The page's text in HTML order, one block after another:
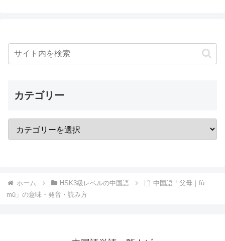
カテゴリー
ホーム HSK3級レベルの中国語
中国語「父母｜fù
mǔ」の意味・発音・読み方